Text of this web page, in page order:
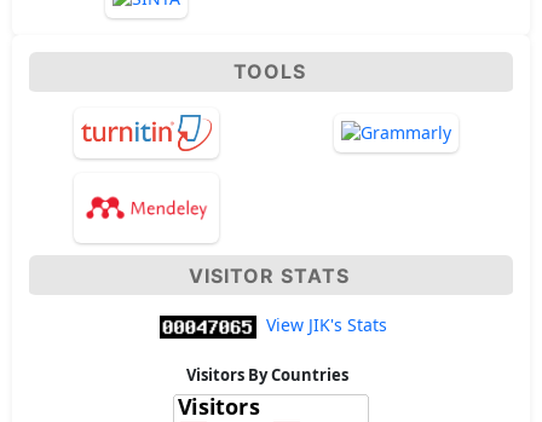
TOOLS
VISITOR STATS
View JIK's Stats
Visitors By Countries